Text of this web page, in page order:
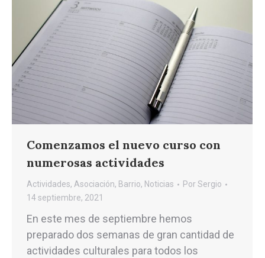
Comenzamos el nuevo curso con
numerosas actividades
Actividades, Asociación, Barrio, Noticias PorSergio
14 septiembre, 2021
En este mes de septiembre hemos
preparado dos semanas de gran cantidad de
actividades culturales para todos los